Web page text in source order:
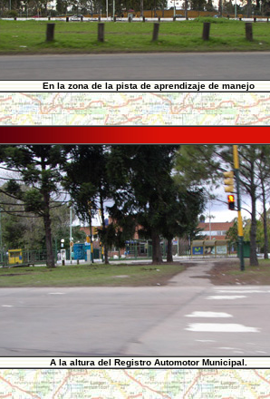
En la zona de la pista de aprendizaje de manejo
A la altura del Registro Automotor Municipal.